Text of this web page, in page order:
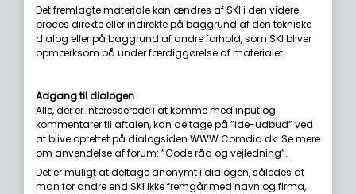
Det fremlagte materiale kan ændres af SKI i den videre
proces direkte eller indirekte på baggrund af den tekniske
dialog eller på baggrund af andre forhold, som SKI bliver
opmærksom på under færdiggørelse af materialet.
Adgang til dialogen
Alle, der er interesserede i at komme med input og
kommentarer til aftalen, kan deltage på ”ide-udbud” ved
at blive oprettet på dialogsiden WWW.Comdia.dk. Se mere
om anvendelse af forum: ”Gode råd og vejledning”.
Det er muligt at deltage anonymt i dialogen, således at
man for andre end SKI ikke fremgår med navn og firma,